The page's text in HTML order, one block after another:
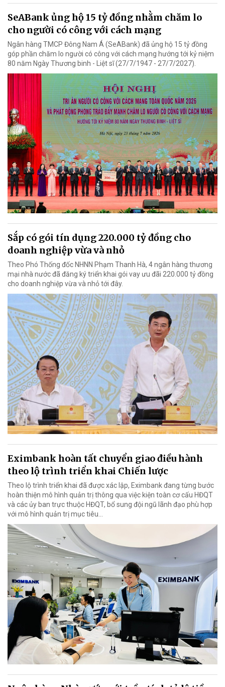
SeABank ủng hộ 15 tỷ đồng nhằm chăm lo
cho người có công với cách mạng
Ngân hàng TMCP Đông Nam Á (SeABank) đã ủng hộ 15 tỷ đồng
góp phần chăm lo người có công với cách mạng hướng tới kỷ niệm
80 năm Ngày Thương binh - Liệt sĩ (27/7/1947 - 27/7/2027).
Sắp có gói tín dụng 220.000 tỷ đồng cho
doanh nghiệp vừa và nhỏ
Theo Phó Thống đốc NHNN Phạm Thanh Hà, 4 ngân hàng thương
mại nhà nước đã đăng ký triển khai gói vay ưu đãi 220.000 tỷ đồng
cho doanh nghiệp vừa và nhỏ tới đây.
Eximbank hoàn tất chuyển giao điều hành
theo lộ trình triển khai Chiến lược
Theo lộ trình triển khai đã được xác lập, Eximbank đang từng bước
hoàn thiện mô hình quản trị thông qua việc kiện toàn cơ cấu HĐQT
và các ủy ban trực thuộc HĐQT, bổ sung đội ngũ lãnh đạo phù hợp
với mô hình quản trị mục tiêu...